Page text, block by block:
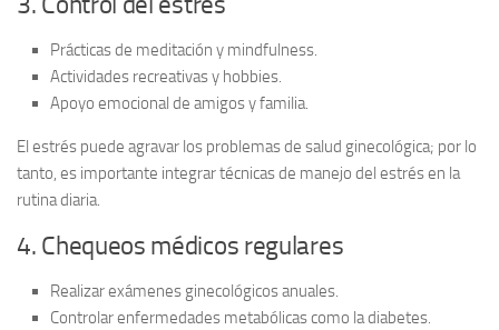
Prácticas de meditación y mindfulness.
Actividades recreativas y hobbies.
Apoyo emocional de amigos y familia.
El estrés puede agravar los problemas de salud ginecológica; por lo
tanto, es importante integrar técnicas de manejo del estrésen la
rutina diaria.
4. Chequeos médicos regulares
Realizar exámenes ginecológicos anuales.
Controlar enfermedades metabólicas como la diabetes.